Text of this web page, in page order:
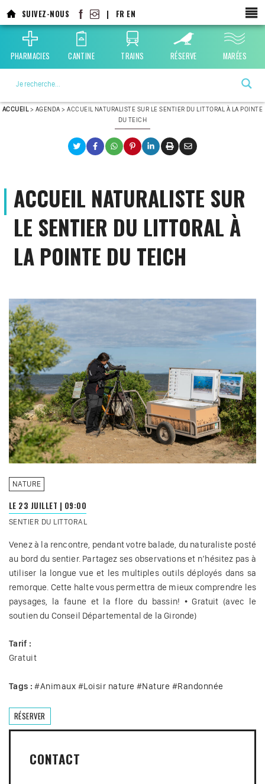
au
contenu
principal
SUIVEZ-NOUS | FR EN
PHARMACIES CANTINE TRAINS RÉSERVE MARÉES
ACCUEIL> AGENDA >ACCUEIL NATURALISTE SUR LE SENTIER DU LITTORAL À LA POINTE
DU TEICH
ACCUEIL NATURALISTE SUR
LE SENTIER DU LITTORAL À
LA POINTE DU TEICH
NATURE
LE 23 JUILLET | 09:00
SENTIER DU LITTORAL
Venez à la rencontre, pendant votre balade, du naturaliste posté
au bord du sentier. Partagez ses observations et n’hésitez pas à
utiliser la longue vue et les multiples outils déployés dans sa
remorque. Cette halte vous permettra de mieux comprendre les
paysages, la faune et la flore du bassin! • Gratuit (avec le
soutien du Conseil Départemental de la Gironde)
Tarif :
Gratuit
Tags : #Animaux #Loisir nature #Nature #Randonnée
RÉSERVER
CONTACT